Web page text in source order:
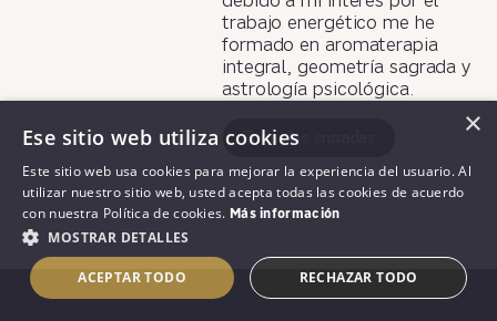
trabajo energético me he
formado en aromaterapia
integral, geometría sagrada y
astrología psicológica.
Todas las entradas ×
Ese sitio web utiliza cookies
Este sitio web usa cookies para mejorar la experiencia del usuario. Al
utilizar nuestro sitio web, usted acepta todas las cookies de acuerdo
con nuestra Política de cookies. Más información
MOSTRAR DETALLES
ACEPTAR TODO RECHAZAR TODO